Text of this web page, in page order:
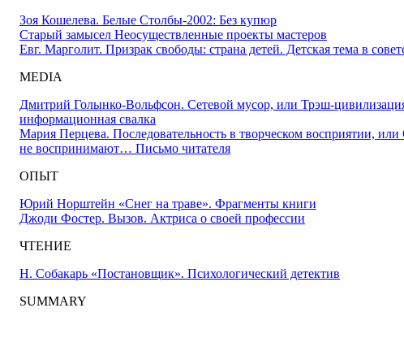
Зоя Кошелева. Белые Столбы-2002: Без купюр
Старый замысел Неосуществленные проекты мастеров
Евг. Марголит. Призрак свободы: страна детей. Детская тема в
MEDIA
Дмитрий Голынко-Вольфсон. Сетевой мусор, или Трэш-
информационная свалка
Мария Перцева. Последовательность в творческом восприятии, или
не воспринимают… Письмо читателя
ОПЫТ
Юрий Норштейн «Снег на траве». Фрагменты книги
Джоди Фостер. Вызов. Актриса о своей профессии
ЧТЕНИЕ
Н. Собакарь «Постановщик». Психологический детектив
SUMMARY